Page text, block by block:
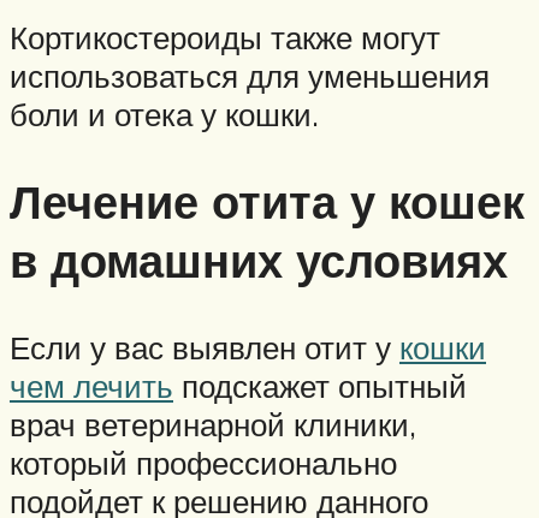
Кортикостероиды также могут
использоваться для уменьшения
боли и отека у кошки.
Лечение отита у кошек
в домашних условиях
Если у вас выявлен отит у кошки
чем лечить подскажет опытный
врач ветеринарной клиники,
который профессионально
подойдет к решению данного